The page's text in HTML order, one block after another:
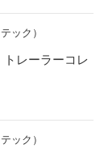
ック）
レーラーコレ
ック）